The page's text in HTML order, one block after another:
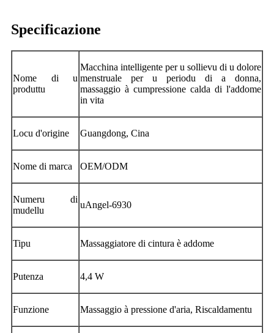
Specificazione
Nome di u
produttu
Macchina intelligente per u sollievu di u dolore
menstruale per u periodu di a donna,
massaggio à cumpressione calda di l'addome
in vita
Locu d'origine Guangdong, Cina
Nome di marca OEM/ODM
Numeru di
mudellu
uAngel-6930
Tipu Massaggiatore di cintura è addome
Putenza 4,4 W
Funzione Massaggio à pressione d'aria, Riscaldamentu